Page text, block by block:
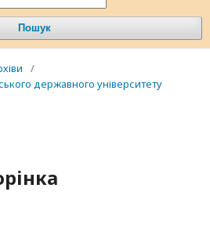
Пошук
/
державного університету